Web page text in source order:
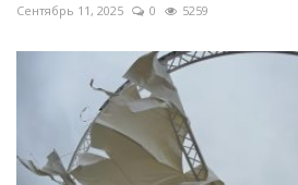
Сентябрь 11, 2025 0 5259